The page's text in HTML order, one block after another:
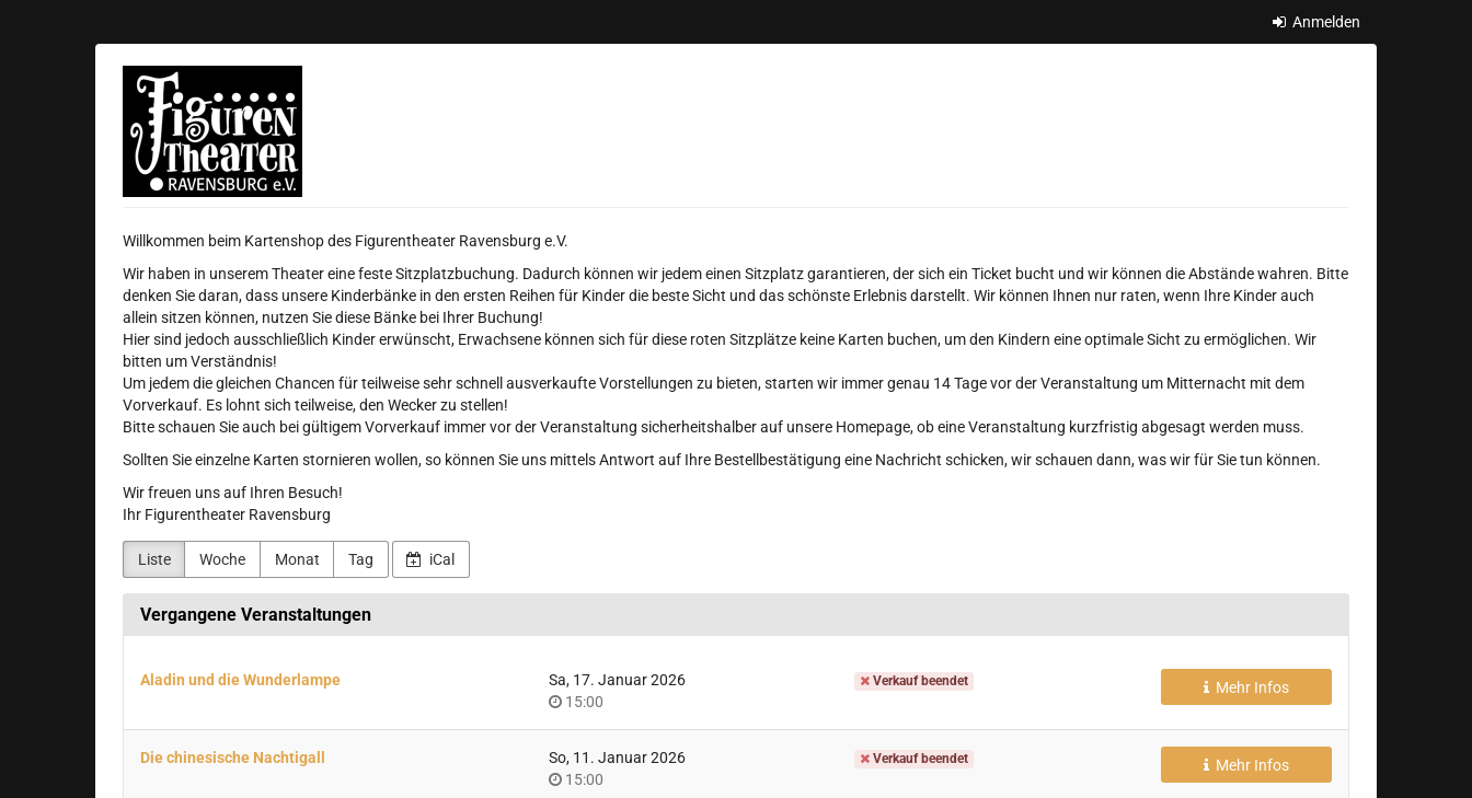
Anmelden
Figurentheater
Ravensburg
e.V.
Willkommen beim Kartenshop des Figurentheater Ravensburg e.V.
Wir haben in unserem Theater eine feste Sitzplatzbuchung. Dadurch können wir jedem einen Sitzplatz garantieren, der sich ein Ticket bucht und wir können die Abstände wahren. Bitte
denken Sie daran, dass unsere Kinderbänke in den ersten Reihen für Kinder die beste Sicht und das schönste Erlebnis darstellt. Wir können Ihnen nur raten, wenn Ihre Kinder auch
allein sitzen können, nutzen Sie diese Bänke bei Ihrer Buchung!
Hier sind jedoch ausschließlich Kinder erwünscht, Erwachsene können sich für diese roten Sitzplätze keine Karten buchen, um den Kindern eine optimale Sicht zu ermöglichen. Wir
bitten um Verständnis!
Um jedem die gleichen Chancen für teilweise sehr schnell ausverkaufte Vorstellungen zu bieten, starten wir immer genau 14 Tage vor der Veranstaltung um Mitternacht mit dem
Vorverkauf. Es lohnt sich teilweise, den Wecker zu stellen!
Bitte schauen Sie auch bei gültigem Vorverkauf immer vor der Veranstaltung sicherheitshalber auf unsere Homepage, ob eine Veranstaltung kurzfristig abgesagt werden muss.
Sollten Sie einzelne Karten stornieren wollen, so können Sie uns mittels Antwort auf Ihre Bestellbestätigung eine Nachricht schicken, wir schauen dann, was wir für Sie tun können.
Wir freuen uns auf Ihren Besuch!
Ihr Figurentheater Ravensburg
Liste Woche Monat Tag iCal
Vergangene Veranstaltungen
Aladin und die Wunderlampe
Sa, 17. Januar 2026
Uhrzeit
15:00
Verkauf beendet Mehr Infos
Die chinesische Nachtigall
So, 11. Januar 2026
Uhrzeit
15:00
Verkauf beendet Mehr Infos